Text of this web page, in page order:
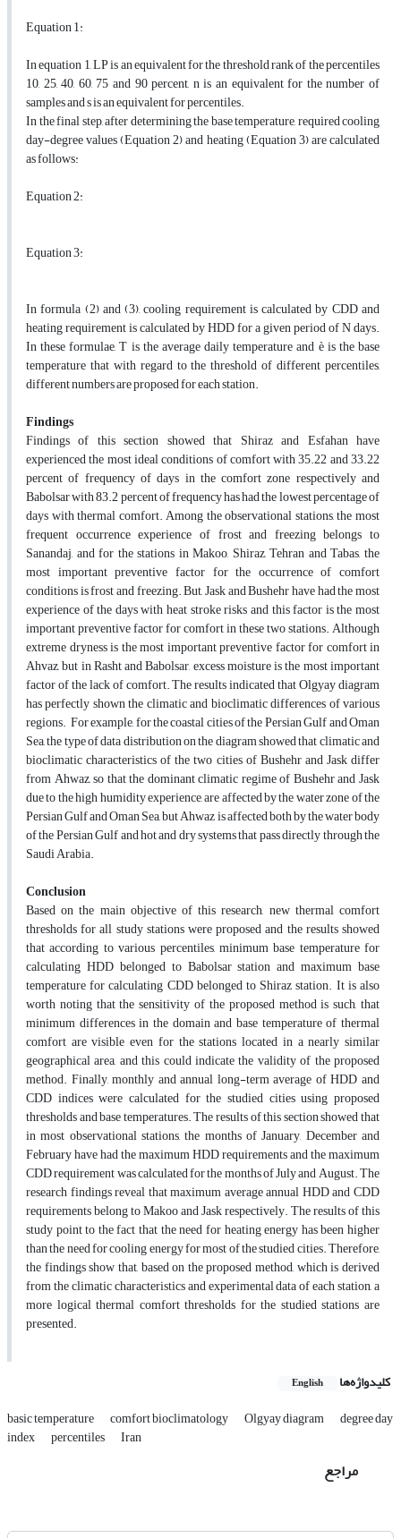
Equation 1:
In equation 1, LP is an equivalent for the threshold rank of the percentiles
10, 25, 40, 60, 75 and 90 percent, n is an equivalent for the number of
samples and s is an equivalent for percentiles.
In the final step, after determining the base temperature, required cooling
day-degree values (Equation 2) and heating (Equation 3) are calculated
as follows:
Equation 2:
Equation 3:
In formula (2) and (3), cooling requirement is calculated by CDD and
heating requirement is calculated by HDD for a given period of N days.
In these formulae, T is the average daily temperature and è is the base
temperature that with regard to the threshold of different percentiles,
different numbers are proposed for each station.
Findings
Findings of this section showed that Shiraz and Esfahan have
experienced the most ideal conditions of comfort with 35.22 and 33.22
percent of frequency of days in the comfort zone respectively and
Babolsar with 83.2 percent of frequency has had the lowest percentage of
days with thermal comfort. Among the observational stations, the most
frequent occurrence experience of frost and freezing belongs to
Sanandaj, and for the stations in Makoo, Shiraz, Tehran and Tabas, the
most important preventive factor for the occurrence of comfort
conditions is frost and freezing. But, Jask and Bushehr have had the most
experience of the days with heat stroke risks and this factor is the most
important preventive factor for comfort in these two stations. Although
extreme dryness is the most important preventive factor for comfort in
Ahvaz, but in Rasht and Babolsar, excess moisture is the most important
factor of the lack of comfort. The results indicated that Olgyay diagram
has perfectly shown the climatic and bioclimatic differences of various
regions. For example, for the coastal cities of the Persian Gulf and Oman
Sea, the type of data distribution on the diagram showed that climatic and
bioclimatic characteristics of the two cities of Bushehr and Jask differ
from Ahwaz, so that the dominant climatic regime of Bushehr and Jask
due to the high humidity experience, are affected by the water zone of the
Persian Gulf and Oman Sea, but Ahwaz is affected both by the water body
of the Persian Gulf and hot and dry systems that pass directly through the
Saudi Arabia.
Conclusion
Based on the main objective of this research, new thermal comfort
thresholds for all study stations were proposed and the results showed
that according to various percentiles, minimum base temperature for
calculating HDD belonged to Babolsar station and maximum base
temperature for calculating CDD belonged to Shiraz station. It is also
worth noting that the sensitivity of the proposed method is such, that
minimum differences in the domain and base temperature of thermal
comfort are visible even for the stations located in a nearly similar
geographical area, and this could indicate the validity of the proposed
method. Finally, monthly and annual long-term average of HDD and
CDD indices were calculated for the studied cities using proposed
thresholds and base temperatures. The results of this section showed that
in most observational stations, the months of January, December and
February have had the maximum HDD requirements and the maximum
CDD requirement was calculated for the months of July and August. The
research findings reveal that maximum average annual HDD and CDD
requirements belong to Makoo and Jask respectively. The results of this
study point to the fact that the need for heating energy has been higher
than the need for cooling energy for most of the studied cities. Therefore,
the findings show that, based on the proposed method, which is derived
from the climatic characteristics and experimental data of each station, a
more logical thermal comfort thresholds for the studied stations are
presented.
کلیدواژه‌ها English
basic temperature comfort bioclimatology Olgyay diagram degree day
index percentiles Iran
مراجع